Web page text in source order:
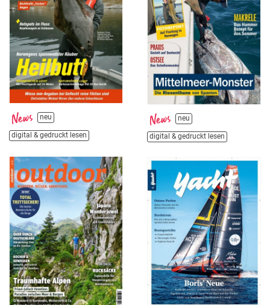
neu
digital & gedruckt lesen
neu
digital & gedruckt lesen